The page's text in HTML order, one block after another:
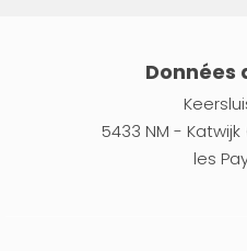
Données
5433 NM -
les